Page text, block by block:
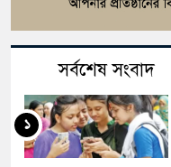
সর্বশেষ সংবাদ
১